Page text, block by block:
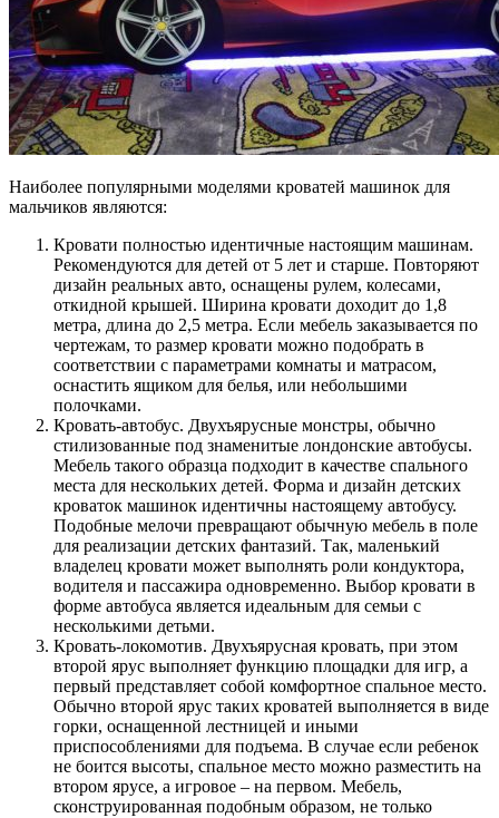
Наиболее популярными моделями кроватей машинок для
мальчиков являются:
Кровати полностью идентичные настоящим машинам.
Рекомендуются для детей от 5 лет и старше. Повторяют
дизайн реальных авто, оснащены рулем, колесами,
откидной крышей. Ширина кровати доходит до 1,8
метра, длина до 2,5 метра. Если мебель заказывается по
чертежам, то размер кровати можно подобрать в
соответствии с параметрами комнаты и матрасом,
оснастить ящиком для белья, или небольшими
полочками.
Кровать-автобус. Двухъярусные монстры, обычно
стилизованные под знаменитые лондонские автобусы.
Мебель такого образца подходит в качестве спального
места для нескольких детей. Форма и дизайн детских
кроваток машинок идентичны настоящему автобусу.
Подобные мелочи превращают обычную мебель в поле
для реализации детских фантазий. Так, маленький
владелец кровати может выполнять роли кондуктора,
водителя и пассажира одновременно. Выбор кровати в
форме автобуса является идеальным для семьи с
несколькими детьми.
Кровать-локомотив. Двухъярусная кровать, при этом
второй ярус выполняет функцию площадки для игр, а
первый представляет собой комфортное спальное место.
Обычно второй ярус таких кроватей выполняется в виде
горки, оснащенной лестницей и иными
приспособлениями для подъема. В случае если ребенок
не боится высоты, спальное место можно разместить на
втором ярусе, а игровое – на первом. Мебель,
сконструированная подобным образом, не только